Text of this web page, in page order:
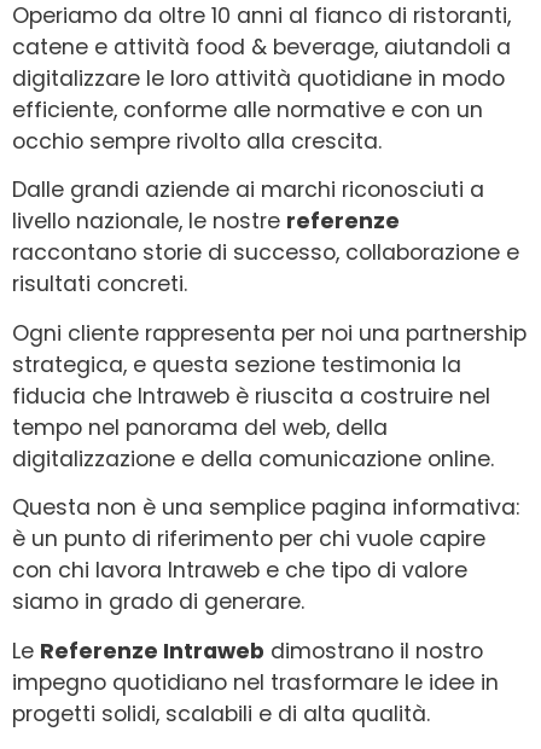
Operiamo da oltre 10 anni al fianco di ristoranti,
catene e attività food & beverage, aiutandoli a
digitalizzare le loro attività quotidiane in modo
efficiente, conforme alle normative e con un
occhio sempre rivolto alla crescita.
Dalle grandi aziende ai marchi riconosciuti a
livello nazionale, le nostre referenze
raccontano storie di successo, collaborazione e
risultati concreti.
Ogni cliente rappresenta per noi una partnership
strategica, e questa sezione testimonia la
fiducia che Intraweb è riuscita a costruire nel
tempo nel panorama del web, della
digitalizzazione e della comunicazione online.
Questa non è una semplice pagina informativa:
è un punto di riferimento per chi vuole capire
con chi lavora Intraweb e che tipo di valore
siamo in grado di generare.
Le Referenze Intraweb dimostrano il nostro
impegno quotidiano nel trasformare le idee in
progetti solidi, scalabili e di alta qualità.